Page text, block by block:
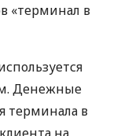
«терминал в
Денежные
терминала в